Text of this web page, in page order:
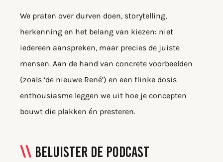
We praten over durven doen, storytelling,
herkenning en het belang van kiezen: niet
iedereen aanspreken, maar precies de juiste
mensen. Aan de hand van concrete voorbeelden
(zoals ‘de nieuwe René’) en een flinke dosis
enthousiasme leggen we uit hoe je concepten
bouwt die plakken én presteren.
Beluister de podcast